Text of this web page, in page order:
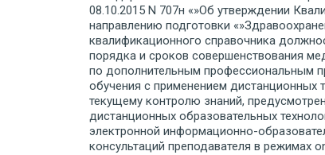
08.10.2015 N 707н «»Об утверждении
направлению подготовки
квалификационного справочника
порядка и сроков совершенствования
по дополнительным профессиональным
обучения с применением дистанционных
текущему контролю знаний,
дистанционных образовательных
электронной информационно-
консультаций преподавателя в режимах